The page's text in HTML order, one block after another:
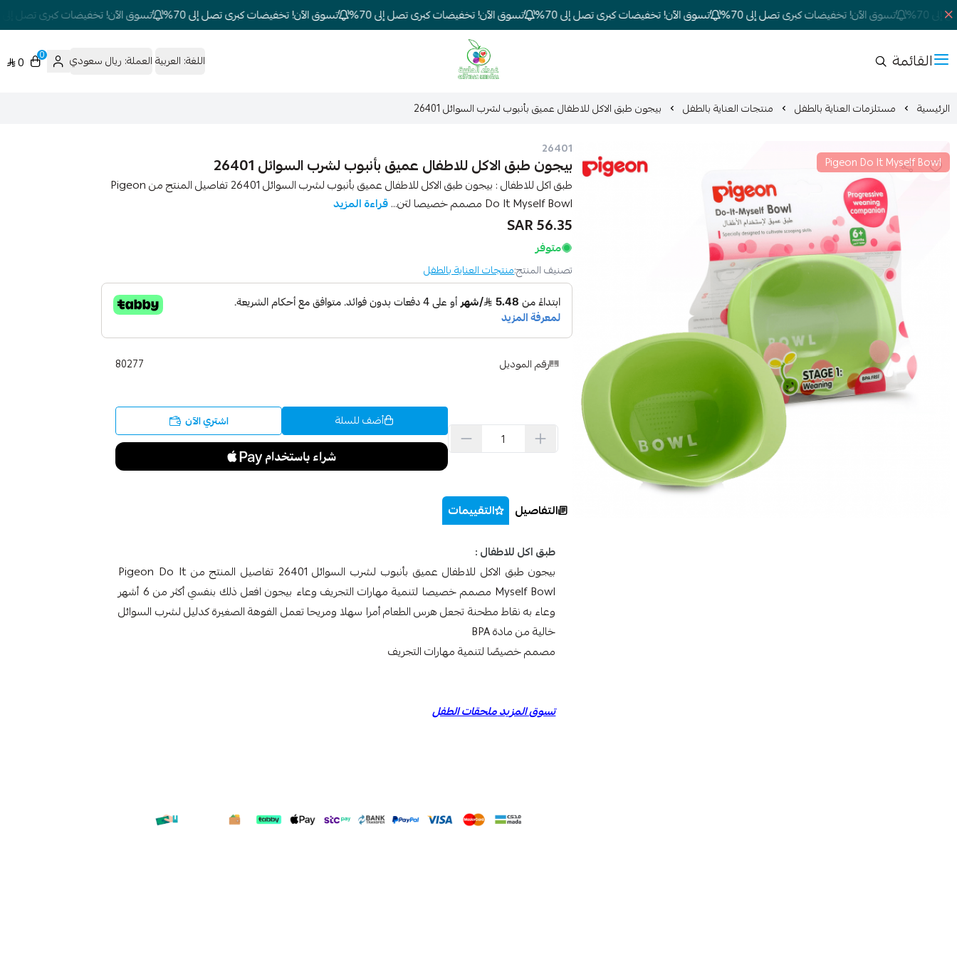
تسوق الآن! تخفيضات كبرى تصل إلى 70% تسوق الآن! تخفيضات كبرى تصل إلى 70% تسوق الآن! تخفيضات كبرى تصل إلى 70% تسوق الآن! تخفيضات كبرى تصل إلى 70% تسوق الآن! تخفيضات كبرى تصل إلى 70%
القائمة شركة غيداء المتطورة الطبية اللغة: العربيةالعملة: ريال سعودي 0
0
الرئيسية مستلزمات العناية بالطفل منتجات العناية بالطفل بيجون طبق الاكل للاطفال عميق بأنبوب لشرب السوائل 26401
Pigeon Do It Myself Bowl
26401
بيجون طبق الاكل للاطفال عميق بأنبوب لشرب السوائل 26401
طبق اكل للاطفال : بيجون طبق الاكل للاطفال عميق بأنبوب لشرب السوائل 26401 تفاصيل المنتج من Pigeon
Do It Myself Bowl مصمم خصيصا لتن...
قراءة المزيد
56.35 SAR
متوفر
تصنيف المنتج:منتجات العناية بالطفل
رقم الموديل 80277
أضف للسلة اشتري الآن
التفاصيل التقييمات
طبق اكل للاطفال :
بيجون طبق الاكل للاطفال عميق بأنبوب لشرب السوائل 26401 تفاصيل المنتج من Pigeon Do It
Myself Bowl مصمم خصيصا لتنمية مهارات التجريف وعاء بيجون افعل ذلك بنفسي أكثر من 6 أشهر
وعاء به نقاط مطحنة تجعل هرس الطعام أمرا سهلا ومريحا تعمل الفوهة الصغيرة كدليل لشرب السوائل
خالية من مادة BPA
مصمم خصيصًا لتنمية مهارات التجريف
تسوق المزيدملحقات الطفل